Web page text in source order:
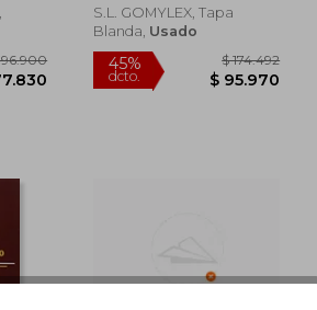
S.L. GOMYLEX, Tapa
Blanda, Usado